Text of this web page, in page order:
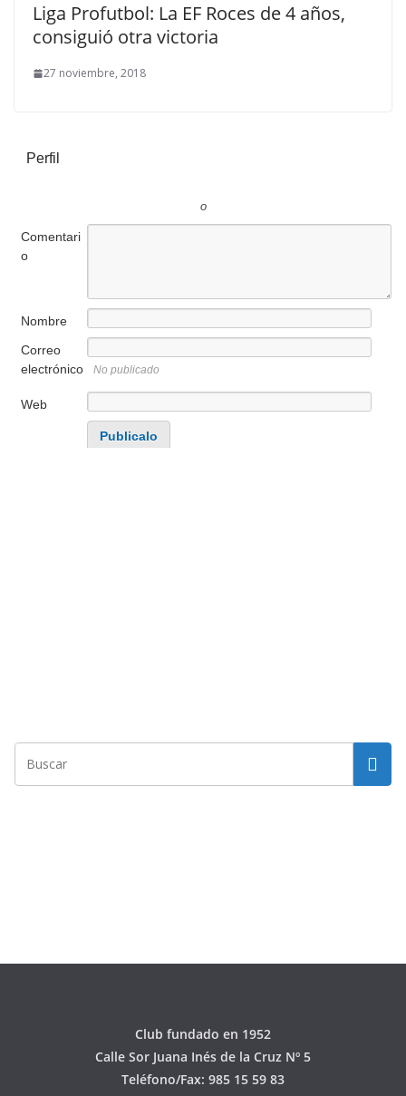
Liga Profutbol: La EF Roces de 4 años,
consiguió otra victoria
27 noviembre, 2018
Perfil
o
Comentari
o
Nombre
Correo
electrónico
No publicado
Web
Club fundado en 1952
Calle Sor Juana Inés de la Cruz Nº 5
Teléfono/Fax: 985 15 59 83